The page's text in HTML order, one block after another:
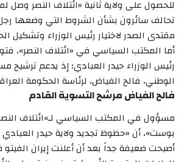
للحصول على ولاية ثانية «ائتلاف النصر وصل
تحالف سائرون بشأن الشروط التي وضعها
مقتدى الصدر لاختيار رئيس الوزراء وتشكيل
أما المكتب السياسي في «ائتلاف النصر»،
رئيس الوزراء حيدر العبادي؛ إذ يدعم ترشيح
الوطني، فالح الفياض، لرئاسة الحكومة
فالح الفياض مرشح التسوية القادم
مسؤول في المكتب السياسي لـ»ائتلاف
بوست»، أن «حظوظ تجديد ولاية حيدر العبادي
أصبحت ضعيفة جداً بعد أن أعلنت إيران الفيتو